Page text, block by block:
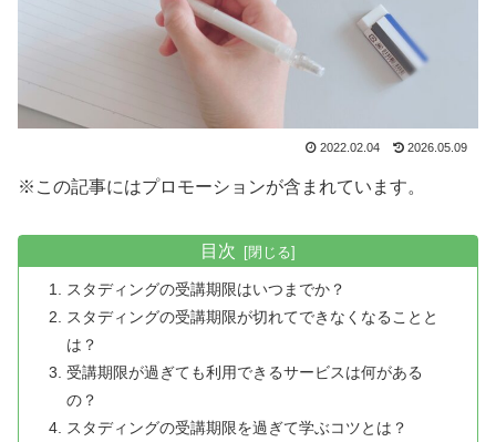
2022.02.04 2026.05.09
※この記事にはプロモーションが含まれています。
目次
スタディングの受講期限はいつまでか？
スタディングの受講期限が切れてできなくなることと
は？
受講期限が過ぎても利用できるサービスは何がある
の？
スタディングの受講期限を過ぎて学ぶコツとは？